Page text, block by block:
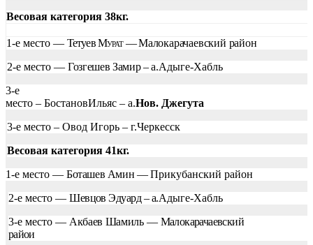
Весовая категория 38кг.
1-е место — ТетуевМурат —Малокарачаевский район
2-е место — Гозгешев Замир – а.Адыге-Хабль
3-е
место – БостановИльяс – а.Нов. Джегута
3-е место – Овод Игорь – г.Черкесск
Весовая категория 41кг.
1-е место — Боташев Амин —Прикубанский район
2-е место —Шевцов Эдуард – а.Адыге-Хабль
3-е место — Акбаев Шамиль— Малокарачаевский
райои